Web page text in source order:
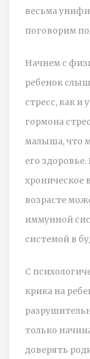
весьма
поговорим
Начнем с
ребенок
стресс, как и
гормона
малыша, что
его
хроническое
возрасте
иммунной
системой в
С
крика на
только
доверять